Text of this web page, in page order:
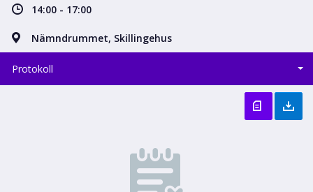
14:00 - 17:00
Nämndrummet, Skillingehus
Protokoll